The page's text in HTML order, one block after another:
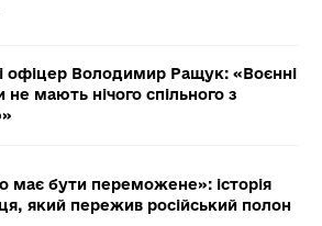
офіцер Володимир Ращук: «Воєнні
не мають нічого спільного з
має бути переможене»: історія
який пережив російський полон